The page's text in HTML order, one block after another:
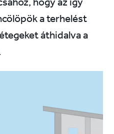
a terhelést
áthidalva a